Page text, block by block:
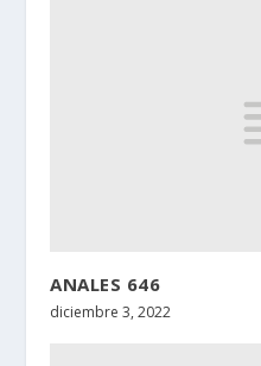
ANALES 646
diciembre 3, 2022